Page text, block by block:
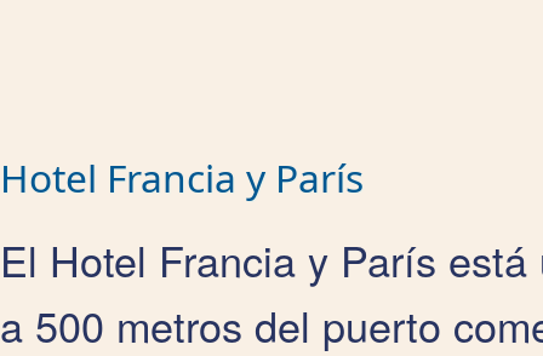
Hotel Francia y París
El Hotel Francia y París
a 500 metros del puerto